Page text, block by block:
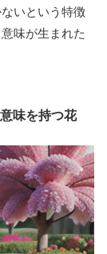
いという特徴
味が生まれた
味を持つ花